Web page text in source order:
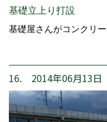
基礎立上り打設
基礎屋さんがコンクリ
16. 2014年06月13日